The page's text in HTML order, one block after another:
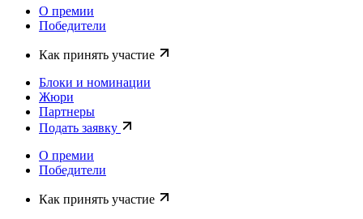
О премии
Победители
Как принять участие
Блоки и номинации
Жюри
Партнеры
Подать заявку
О премии
Победители
Как принять участие